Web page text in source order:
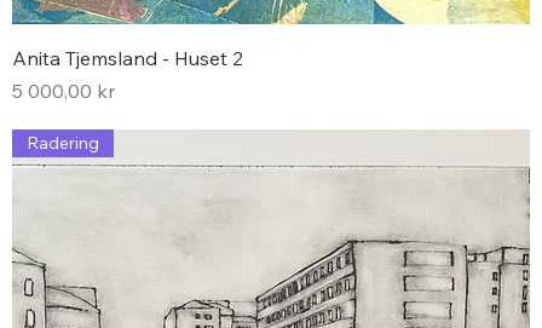
Anita Tjemsland - Huset 2
Pris
5 000,00 kr
Radering